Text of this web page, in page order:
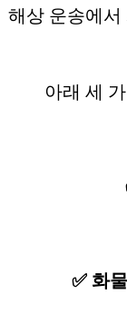
해상 운송에서
아래 세
✅ 화